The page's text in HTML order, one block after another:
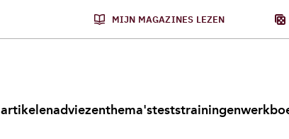
MIJN MAGAZINES LEZEN
artikelenadviezenthema'steststrainingen